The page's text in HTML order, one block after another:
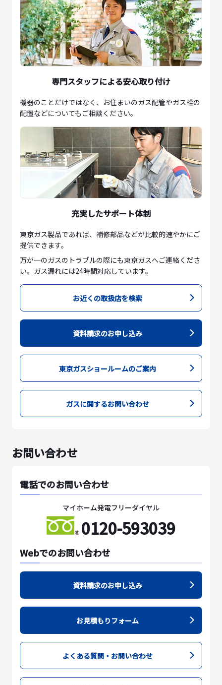
専門スタッフによる安心取り付け
機器のことだけではなく、お住まいのガス配管やガス栓の
配置などについてもご相談ください。
充実したサポート体制
東京ガス製品であれば、補修部品などが比較的速やかにご
提供できます。
万が一のガスのトラブルの際にも東京ガスへご連絡くださ
い。ガス漏れには24時間対応しています。
お近くの取扱店を検索
資料請求のお申し込み
東京ガスショールームのご案内
ガスに関するお問い合わせ
お問い合わせ
電話でのお問い合わせ
マイホーム発電フリーダイヤル
0120-593039
Webでのお問い合わせ
資料請求のお申し込み
お見積もりフォーム
よくある質問・お問い合わせ